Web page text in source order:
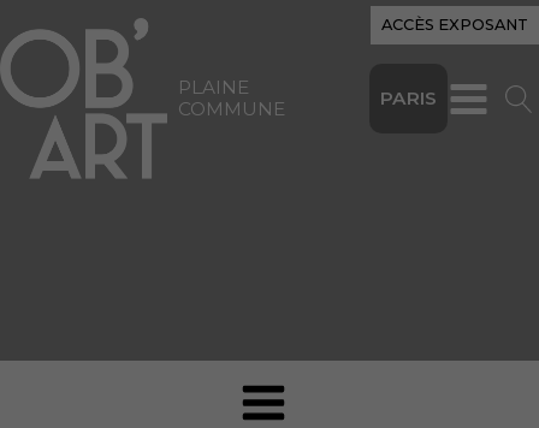
ACCÈS EXPOSANT
PLAINE
COMMUNE
PARIS